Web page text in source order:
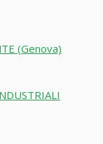
(Genova)